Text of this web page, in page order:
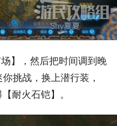
】，然后把时间调到晚
挑战，换上潜行装，
耐火石铠】。